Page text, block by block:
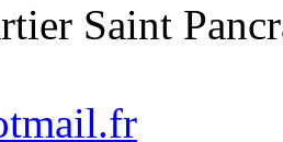
Saint